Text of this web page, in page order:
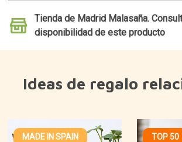
Tienda de Madrid Malasaña.
disponibilidad de este producto
Ideas de regalo
MADE IN SPAIN TOP 50